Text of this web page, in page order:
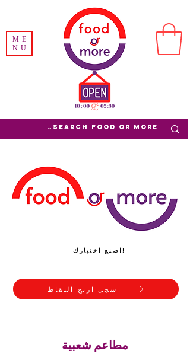
ME
NU
اصنع اختيارك!
سجل اربح النقاط
مطاعم شعبية